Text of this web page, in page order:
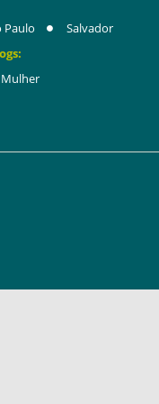
Paulo
Salvador
Mulher